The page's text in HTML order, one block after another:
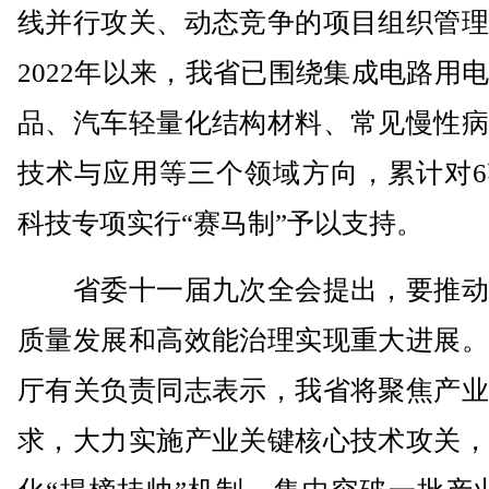
线并行攻关、动态竞争的项目组织管
2022年以来，我省已围绕集成电路用
品、汽车轻量化结构材料、常见慢性
技术与应用等三个领域方向，累计对
科技专项实行“赛马制”予以支持。
省委十一届九次全会提出，要推
质量发展和高效能治理实现重大进展
厅有关负责同志表示，我省将聚焦产
求，大力实施产业关键核心技术攻关